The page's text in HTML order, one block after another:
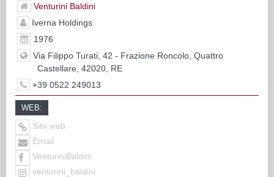
Venturini Baldini
Iverna Holdings
1976
Via Filippo Turati, 42 - Frazione Roncolo, Quattro
Castellare, 42020, RE
+39 0522 249013
WEB:
Sito web
Email
VenturiniBaldini
venturini_baldini